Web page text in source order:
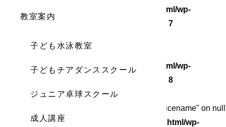
教室案内
子ども水泳教室
子どもチアダンススクール
ジュニア卓球スクール
成人講座
/home/wordstock/numasupo.com/public_html/wp-
content/themes/numaspo/single.php
7
: Undefined array key 0 in
/home/wordstock/numasupo.com/public_html/wp-
8
: Attempt to read property "category_nicename" on null
/home/wordstock/numasupo.com/public_html/wp-